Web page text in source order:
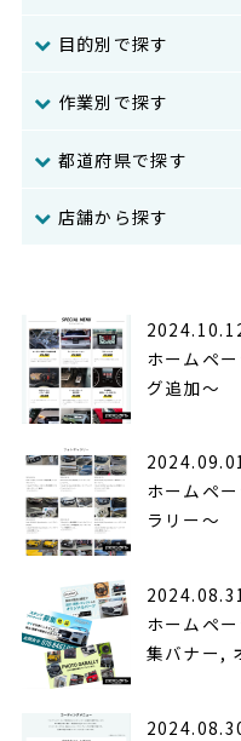
目的別で探す
作業別で探す
都道府県で探す
店舗から探す
ホームペ
グ追加〜
ホームペ
ラリー〜
ホームペ
集バナー,